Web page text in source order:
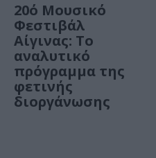
20ό Μουσικό
Φεστιβάλ
Αίγινας: Το
αναλυτικό
πρόγραμμα της
φετινής
διοργάνωσης